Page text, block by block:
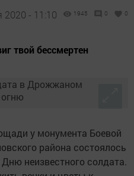
2020 - 11:10 1945 0 0
твой бессмертен
у монумента Боевой
района состоялось
неизвестного солдата.